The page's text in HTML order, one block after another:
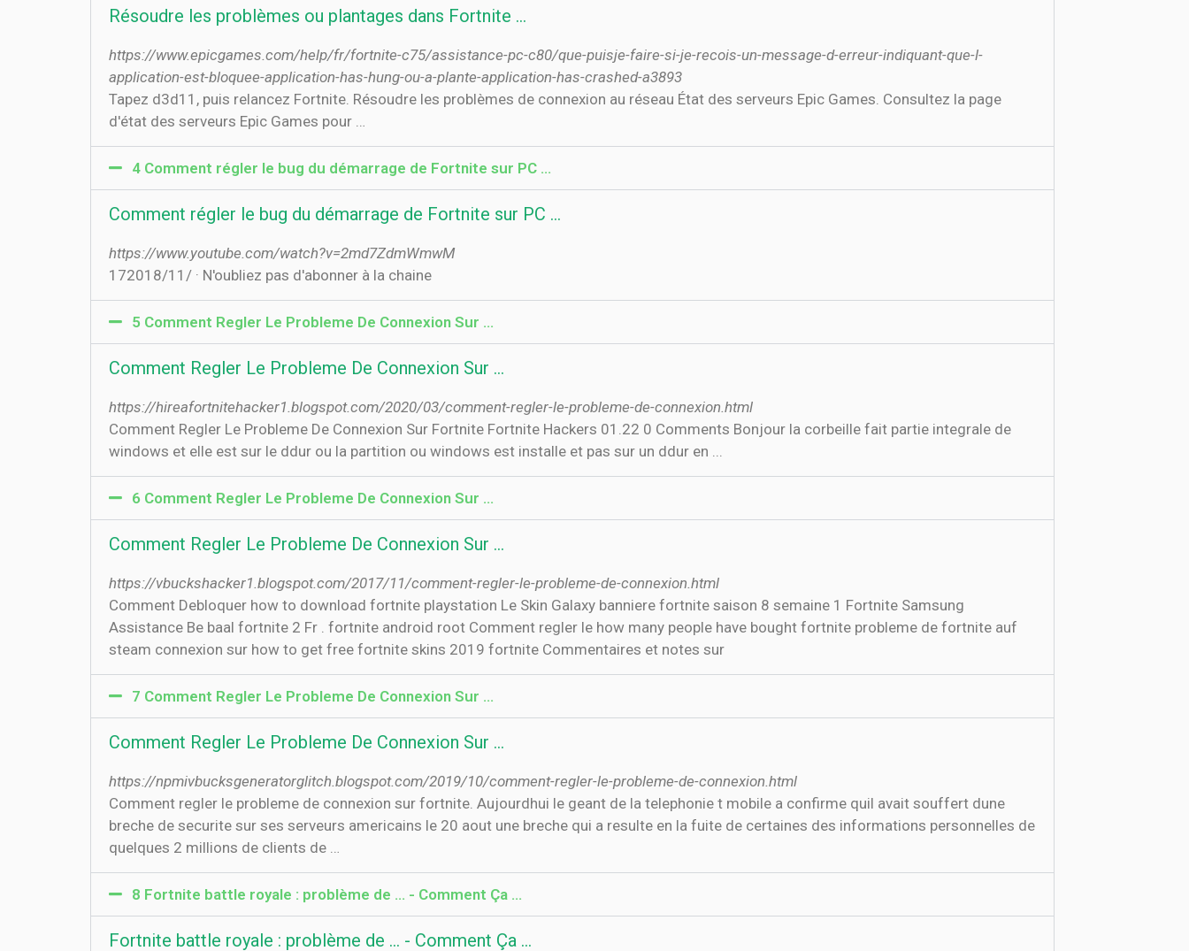
Résoudre les problèmes ou plantages dans Fortnite ...
https://www.epicgames.com/help/fr/fortnite-c75/assistance-pc-c80/que-puisje-faire-si-je-recois-un-message-d-erreur-indiquant-que-l-
application-est-bloquee-application-has-hung-ou-a-plante-application-has-crashed-a3893
Tapez d3d11, puis relancez Fortnite. Résoudre les problèmes de connexion au réseau État des serveurs Epic Games. Consultez la page
d'état des serveurs Epic Games pour …
4 Comment régler le bug du démarrage de Fortnite sur PC ...
Comment régler le bug du démarrage de Fortnite sur PC ...
https://www.youtube.com/watch?v=2md7ZdmWmwM
17‏‏/11‏‏/2018 · N'oubliez pas d'abonner à la chaine
5 Comment Regler Le Probleme De Connexion Sur …
Comment Regler Le Probleme De Connexion Sur …
https://hireafortnitehacker1.blogspot.com/2020/03/comment-regler-le-probleme-de-connexion.html
Comment Regler Le Probleme De Connexion Sur Fortnite Fortnite Hackers 01.22 0 Comments Bonjour la corbeille fait partie integrale de
windows et elle est sur le ddur ou la partition ou windows est installe et pas sur un ddur en ...
6 Comment Regler Le Probleme De Connexion Sur …
Comment Regler Le Probleme De Connexion Sur …
https://vbuckshacker1.blogspot.com/2017/11/comment-regler-le-probleme-de-connexion.html
Comment Debloquer how to download fortnite playstation Le Skin Galaxy banniere fortnite saison 8 semaine 1 Fortnite Samsung
Assistance Be baal fortnite 2 Fr . fortnite android root Comment regler le how many people have bought fortnite probleme de fortnite auf
steam connexion sur how to get free fortnite skins 2019 fortnite Commentaires et notes sur
7 Comment Regler Le Probleme De Connexion Sur …
Comment Regler Le Probleme De Connexion Sur …
https://npmivbucksgeneratorglitch.blogspot.com/2019/10/comment-regler-le-probleme-de-connexion.html
Comment regler le probleme de connexion sur fortnite. Aujourdhui le geant de la telephonie t mobile a confirme quil avait souffert dune
breche de securite sur ses serveurs americains le 20 aout une breche qui a resulte en la fuite de certaines des informations personnelles de
quelques 2 millions de clients de …
8 Fortnite battle royale : problème de ... - Comment Ça …
Fortnite battle royale : problème de ... - Comment Ça …